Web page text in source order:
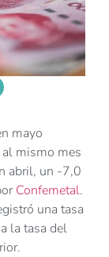
mayo
mismo mes
abril, un -7,0
Confemetal.
una tasa
la tasa del